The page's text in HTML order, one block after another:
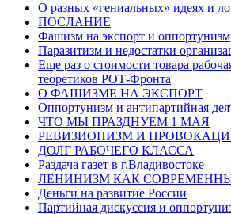
О разных «гениальных» идеях и
ПОСЛАНИЕ
Фашизм на экспорт и оппортунизм
Паразитизм и недостатки
Еще раз о стоимости товара
теоретиков РОТ-Фронта
О ФАШИЗМЕ НА ЭКСПОРТ
Оппортунизм и антипартийная
ЧТО МЫ ПРАЗДНУЕМ 1 МАЯ
РЕВИЗИОНИЗМ И
ДОЛГ РАБОЧЕГО КЛАССА
Раздача газет в г.Владивостоке
ЛЕНИНИЗМ КАК
Деньги на развитие России
Партийная дискуссия и